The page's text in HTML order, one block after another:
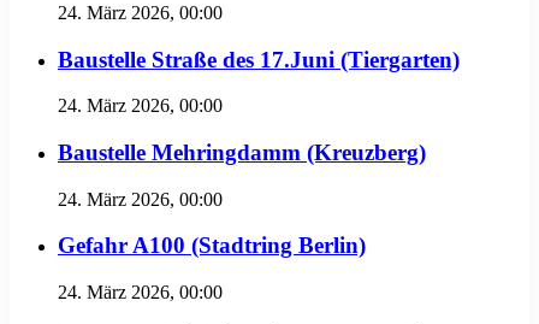
24. März 2026, 00:00
Baustelle Straße des 17.Juni (Tiergarten)
24. März 2026, 00:00
Baustelle Mehringdamm (Kreuzberg)
24. März 2026, 00:00
Gefahr A100 (Stadtring Berlin)
24. März 2026, 00:00